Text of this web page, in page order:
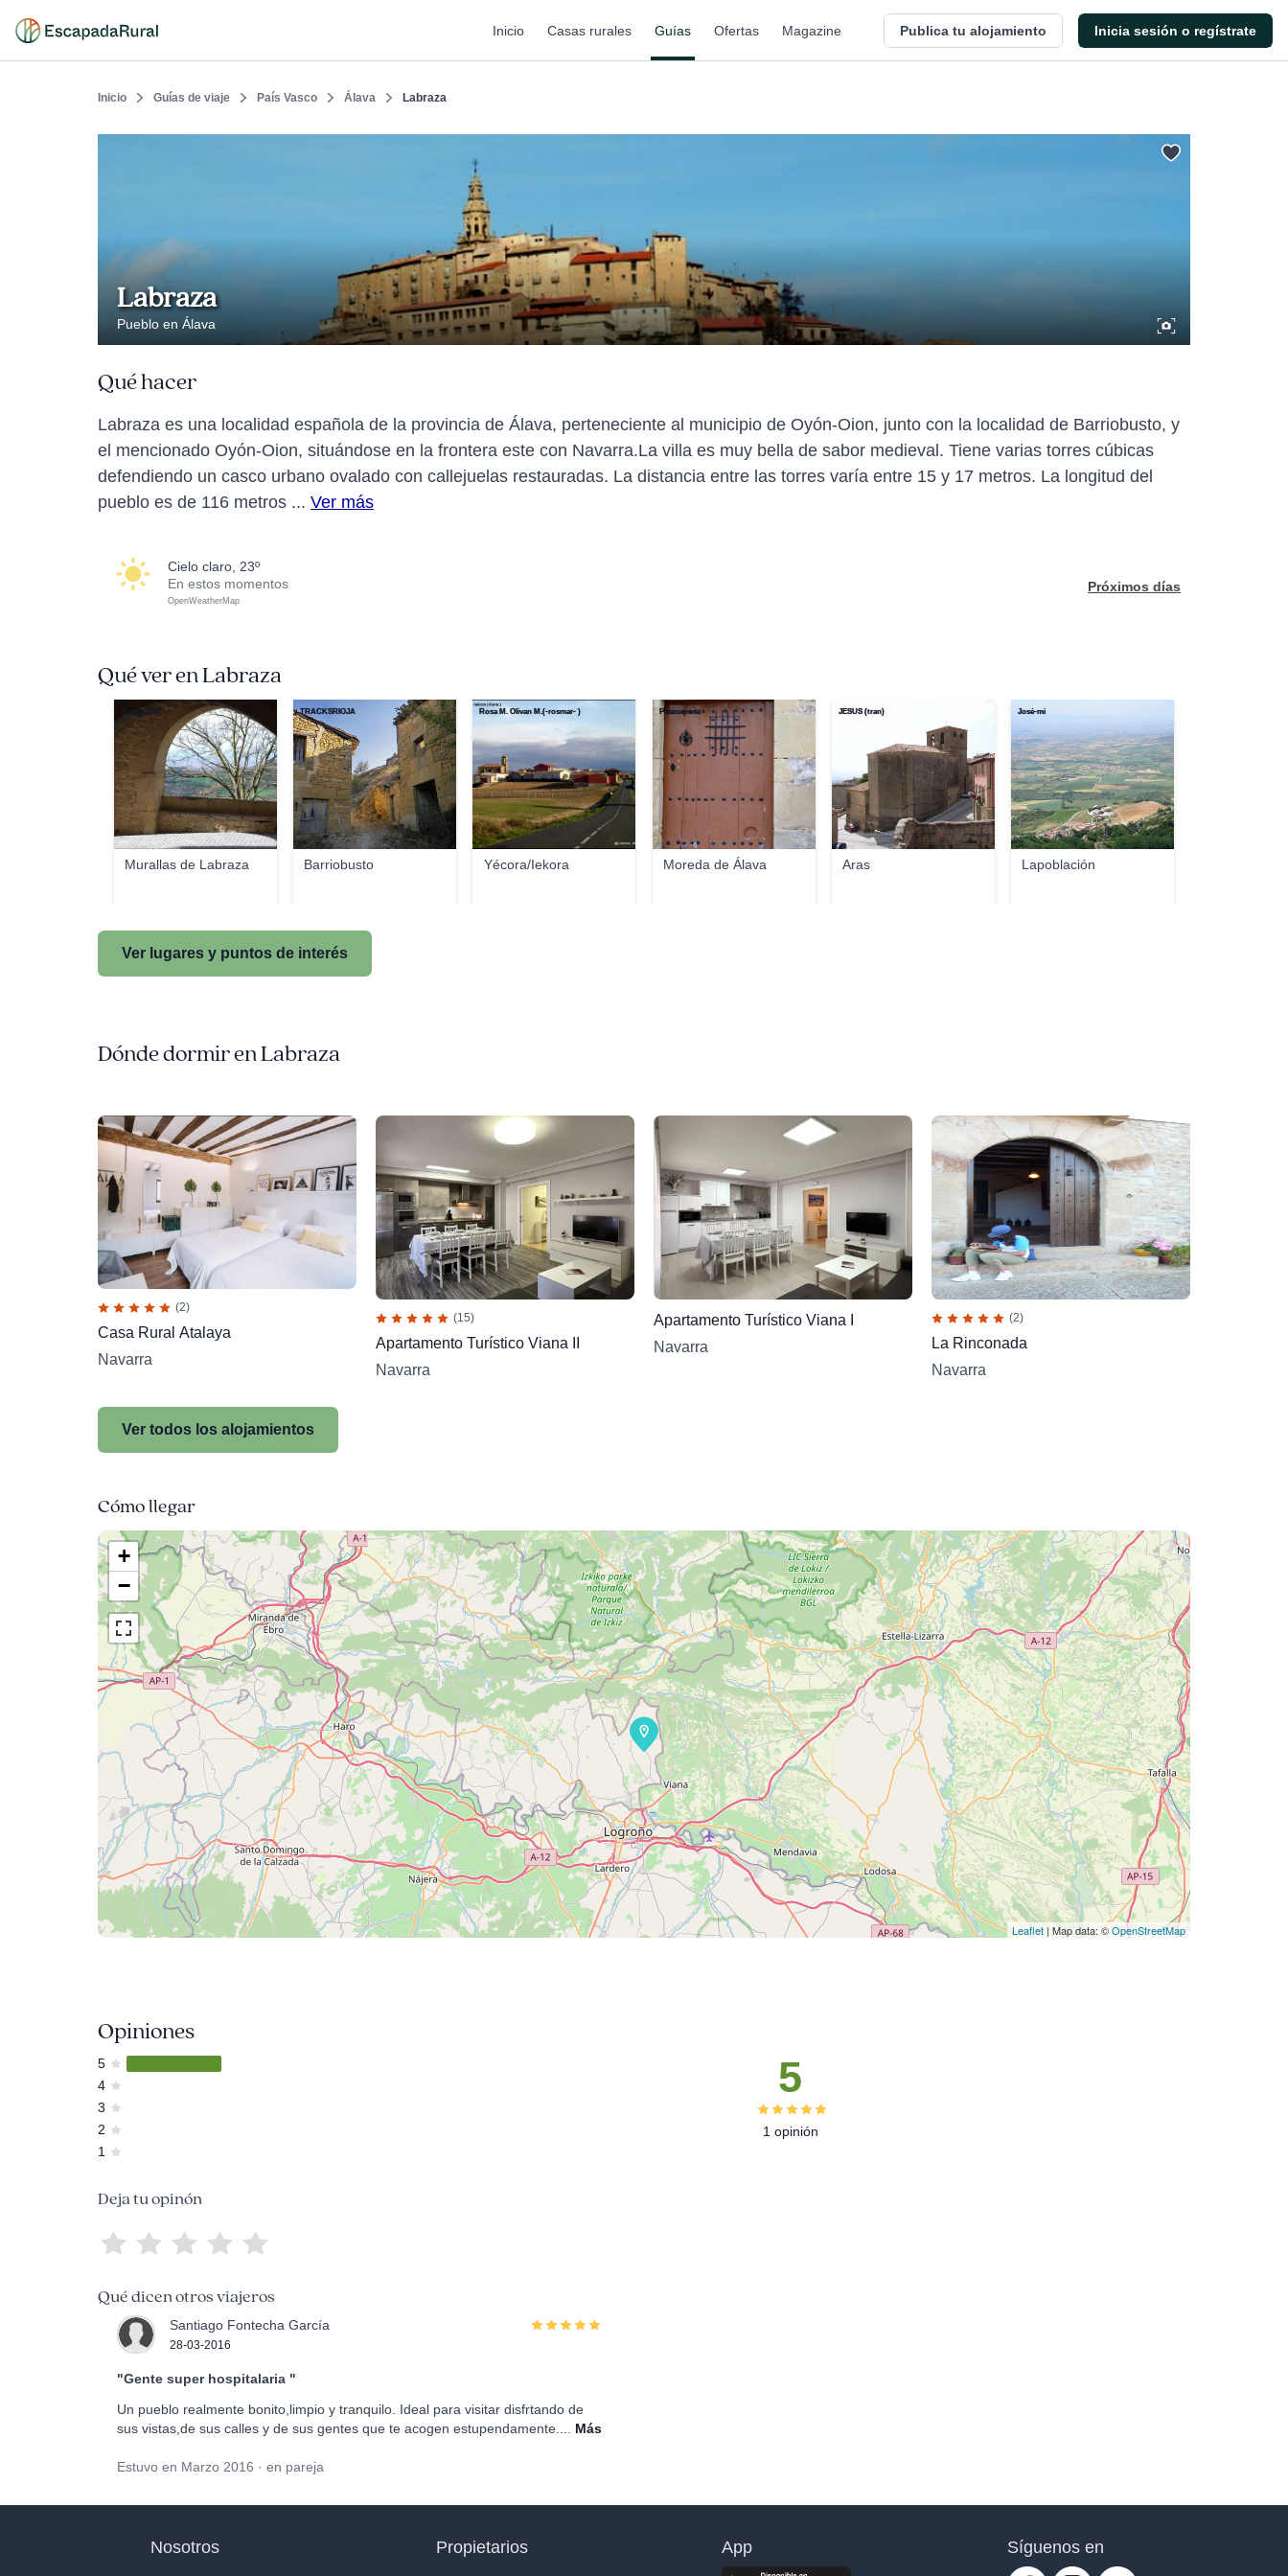
Inicio Casas rurales Guías Ofertas Magazine Publica tu alojamiento Inicia sesión o regístrate
Inicio Guías de viaje País Vasco Álava Labraza
Labraza
Pueblo en Álava
Qué hacer
Labraza es una localidad española de la provincia de Álava, perteneciente al municipio de Oyón-Oion, junto con la localidad de Barriobusto, y
el mencionado Oyón-Oion, situándose en la frontera este con Navarra.La villa es muy bella de sabor medieval. Tiene varias torres cúbicas
defendiendo un casco urbano ovalado con callejuelas restauradas. La distancia entre las torres varía entre 15 y 17 metros. La longitud del
pueblo es de 116 metros ... Ver más
cielo claro, 23º
En estos momentos
OpenWeatherMap
Próximos días
Qué ver en Labraza
Murallas de Labraza
Juanje 2712
Barriobusto
TRACKSRIOJA
Yécora/Iekora
Rosa M. Olivan M.(-rosmar- )
Moreda de Álava
Pacasapena
Aras
JESUS (tran)
Lapoblación
José-mi
Ver lugares y puntos de interés
Dónde dormir en Labraza
(2)
Casa Rural Atalaya
Navarra
(15)
Apartamento Turístico Viana II
Navarra
Apartamento Turístico Viana I
Navarra
(2)
La Rinconada
Navarra
Ver todos los alojamientos
Cómo llegar
+
−
Leaflet | Map data: ©OpenStreetMap
Opiniones
5
4
3
2
1
5
1 opinión
Deja tu opinón
Qué dicen otros viajeros
Santiago Fontecha García
28-03-2016
"Gente super hospitalaria "
Un pueblo realmente bonito,limpio y tranquilo. Ideal para visitar disfrtando de
sus vistas,de sus calles y de sus gentes que te acogen estupendamente....
Más
Estuvo en Marzo 2016 · en pareja
Nosotros Propietarios App Síguenos en